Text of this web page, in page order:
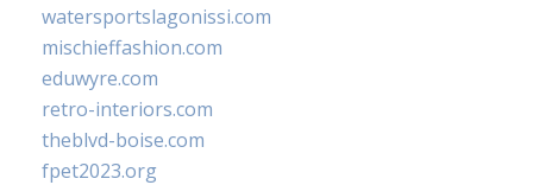
watersportslagonissi.com
mischieffashion.com
eduwyre.com
retro-interiors.com
theblvd-boise.com
fpet2023.org